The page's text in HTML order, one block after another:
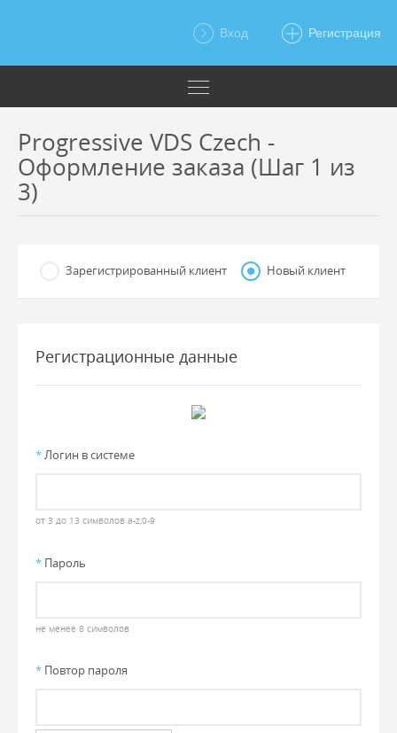
Вход Регистрация
Progressive VDS Czech -
Оформление заказа (Шаг 1 из
3)
Зарегистрированный клиент Новый клиент
Регистрационные данные
*Логин в системе
от 3 до 13 символов a-z,0-9
* Пароль
не менее 8 символов
* Повтор пароля